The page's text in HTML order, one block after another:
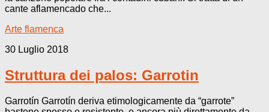
cante aflamencado che...
Arte flamenca
30 Luglio 2018
Struttura dei palos: Garrotin
Garrotín Garrotín deriva etimologicamente da “garrote”